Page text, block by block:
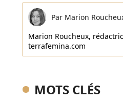
Par Marion
Marion Roucheux,
terrafemina.com
MOTS CLÉS